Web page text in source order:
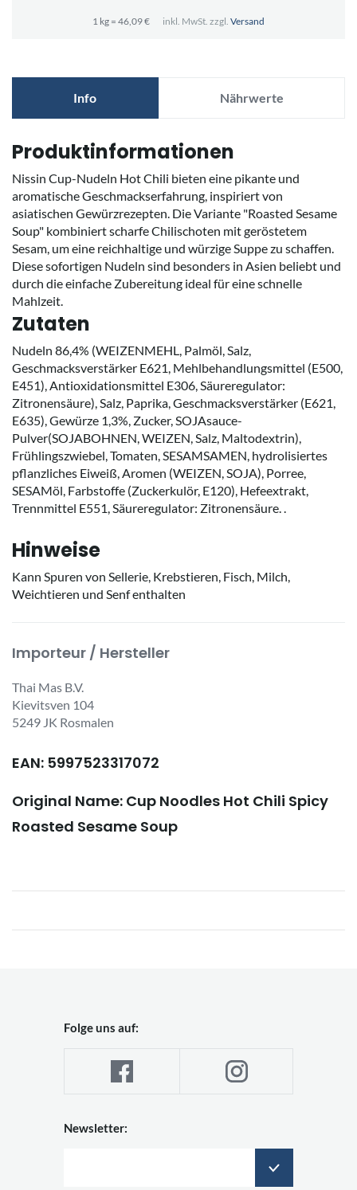
1 kg = 46,09 € inkl. MwSt. zzgl. Versand
Info Nährwerte
Produktinformationen
Nissin Cup-Nudeln Hot Chili bieten eine pikante und
aromatische Geschmackserfahrung, inspiriert von
asiatischen Gewürzrezepten. Die Variante "Roasted Sesame
Soup" kombiniert scharfe Chilischoten mit geröstetem
Sesam, um eine reichhaltige und würzige Suppe zu schaffen.
Diese sofortigen Nudeln sind besonders in Asien beliebt und
durch die einfache Zubereitung ideal für eine schnelle
Mahlzeit.
Zutaten
Nudeln 86,4% (WEIZENMEHL, Palmöl, Salz,
Geschmacksverstärker E621, Mehlbehandlungsmittel (E500,
E451), Antioxidationsmittel E306, Säureregulator:
Zitronensäure), Salz, Paprika, Geschmacksverstärker (E621,
E635), Gewürze 1,3%, Zucker, SOJAsauce-
Pulver(SOJABOHNEN, WEIZEN, Salz, Maltodextrin),
Frühlingszwiebel, Tomaten, SESAMSAMEN, hydrolisiertes
pflanzliches Eiweiß, Aromen (WEIZEN, SOJA), Porree,
SESAMöl, Farbstoffe (Zuckerkulör, E120), Hefeextrakt,
Trennmittel E551, Säureregulator: Zitronensäure. .
Hinweise
Kann Spuren von Sellerie, Krebstieren, Fisch, Milch,
Weichtieren und Senf enthalten
Importeur / Hersteller
Thai Mas B.V.
Kievitsven 104
5249 JK Rosmalen
EAN: 5997523317072
Original Name: Cup Noodles Hot Chili Spicy
Roasted Sesame Soup
Folge uns auf:
Newsletter: